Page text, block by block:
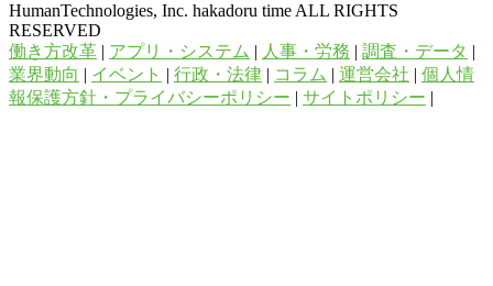
HumanTechnologies, Inc. hakadoru time ALL RIGHTS
RESERVED
働き方改革 | アプリ・システム | 人事・労務 | 調査・データ |
業界動向 | イベント | 行政・法律 | コラム | 運営会社 | 個人情
報保護方針・プライバシーポリシー | サイトポリシー |